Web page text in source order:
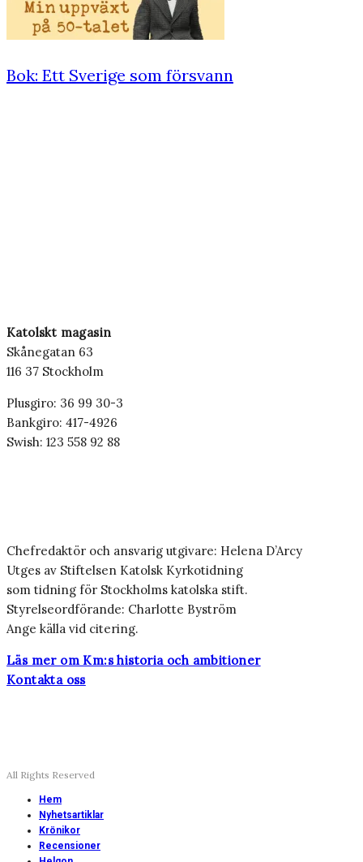
Bok: Ett Sverige som försvann
Katolskt magasin
Skånegatan 63
116 37 Stockholm
Plusgiro: 36 99 30-3
Bankgiro: 417-4926
Swish: 123 558 92 88
Chefredaktör och ansvarig utgivare: Helena D’Arcy
Utges av Stiftelsen Katolsk Kyrkotidning
som tidning för Stockholms katolska stift.
Styrelseordförande: Charlotte Byström
Ange källa vid citering.
Läs mer om Km:s historia och ambitioner
Kontakta oss
All Rights Reserved
Hem
Nyhetsartiklar
Krönikor
Recensioner